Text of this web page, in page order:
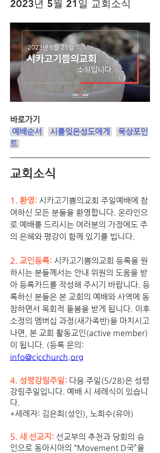
2023년 5월 21일 교회소식
바로가기
예배순서
시를잊은성도에게
묵상포인
트
교회소식
1. 환영: 시카고기쁨의교회 주일예배에 참
여하신 모든 분들을 환영합니다. 온라인으
로 예배를 드리시는 여러분의 가정에도 주
의 은혜와 평강이 함께 있기를 빕니다.
2. 교인등록: 시카고기쁨의교회 등록을 원
하시는 분들께서는 안내 위원의 도움을 받
아 등록카드를 작성해 주시기 바랍니다. 등
록하신 분들은 본 교회의 예배와 사역에 동
참하면서 목회적 돌봄을 받게 됩니다. 이후
소정의 멤버십 과정(새가족반)을 마치시고
나면, 본 교회 활동교인(active member)
info@cjcchurch.org
4. 성령강림주일: 다음 주일(5/28)은 성령
강림주일입니다. 예배 시 세례식이 있습니
다.
*세례자: 김은희(성인), 노희수(유아)
5. 새 선교지: 선교부의 추천과 당회의 승
인으로 동아시아의 “Movement D국”을